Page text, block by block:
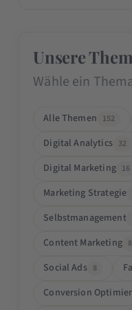
Unsere
Wähle ein
Alle Themen 152
Digital Analytics 32
Digital Marketing 16
Marketing Strategie
Selbstmanagement
Content Marketing 8
Social Ads 8
Conversion